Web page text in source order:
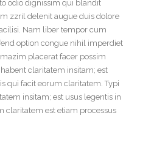
odio dignissim qui blandit
zzril delenit augue duis dolore
Nam liber tempor cum
option congue nihil imperdiet
placerat facer possim
claritatem insitam; est
qui facit eorum claritatem. Typi
insitam; est usus legentis in
claritatem est etiam processus